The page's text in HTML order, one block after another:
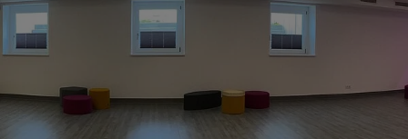
Leben & Wohnen
Wirtschaft & Handel